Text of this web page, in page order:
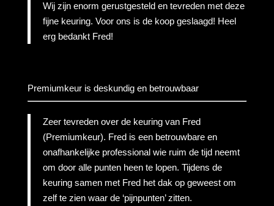
Wij zijn enorm gerustgesteld en tevreden met deze
fijne keuring. Voor ons is de koop geslaagd! Heel
erg bedankt Fred!
Premiumkeur is deskundig en betrouwbaar
Zeer tevreden over de keuring van Fred
(Premiumkeur). Fred is een betrouwbare en
onafhankelijke professional wie ruim de tijd neemt
om door alle punten heen te lopen. Tijdens de
keuring samen met Fred het dak op geweest om
zelf te zien waar de ‘pijnpunten’ zitten.